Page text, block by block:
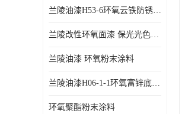
兰陵油漆H53-6环氧云铁防锈漆链接性能强
兰陵改性环氧面漆 保光光色性更好 适用于室外防腐耐候性好
兰陵油漆 环氧粉末涂料
兰陵油漆H06-1-1环氧富锌底漆 船舶桥梁铁塔储罐防锈漆
环氧聚酯粉末涂料